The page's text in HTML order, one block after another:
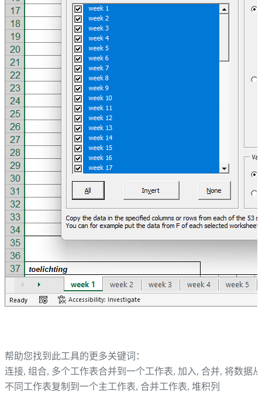
帮助您找到此工具的更多关键词：
连接, 组合, 多个工作表合并到一个工作表, 加入, 合并, 将数据从
不同工作表复制到一个主工作表, 合并工作表, 堆积列